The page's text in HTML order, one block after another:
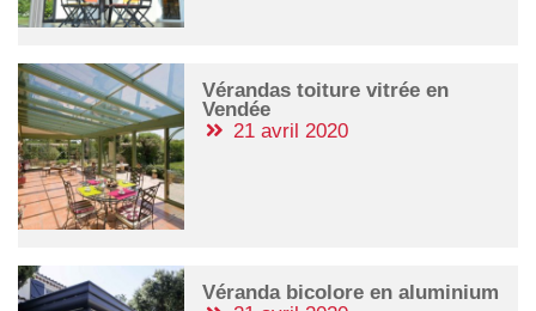
Vérandas toiture vitrée en
Vendée
21 avril 2020
Véranda bicolore en aluminium